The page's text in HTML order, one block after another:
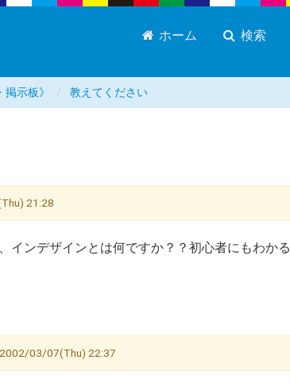
ホーム 検索
示板》 教えてください
21:28
インデザインとは何ですか？？初心者にもわかる
03/07(Thu) 22:37